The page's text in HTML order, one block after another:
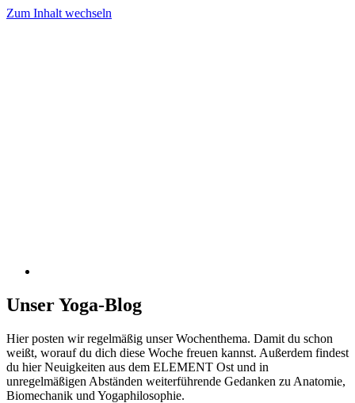
Zum Inhalt wechseln
Unser Yoga-Blog
Hier posten wir regelmäßig unser Wochenthema. Damit du schon
weißt, worauf du dich diese Woche freuen kannst. Außerdem findest
du hier Neuigkeiten aus dem ELEMENT Ost und in
unregelmäßigen Abständen weiterführende Gedanken zu Anatomie,
Biomechanik und Yogaphilosophie.